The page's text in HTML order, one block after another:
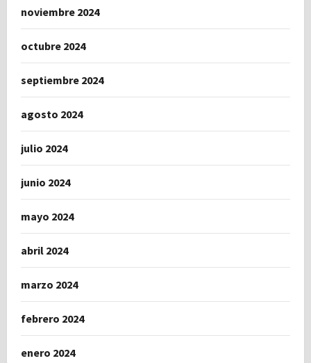
noviembre 2024
octubre 2024
septiembre 2024
agosto 2024
julio 2024
junio 2024
mayo 2024
abril 2024
marzo 2024
febrero 2024
enero 2024